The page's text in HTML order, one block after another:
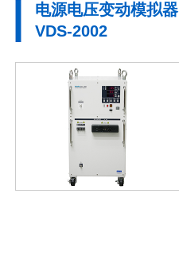
电源电压变动模拟器
VDS-2002